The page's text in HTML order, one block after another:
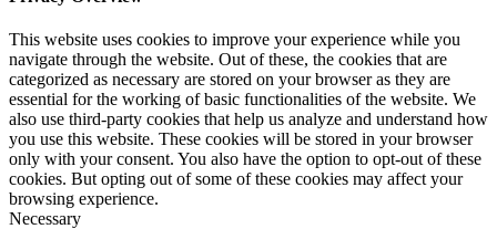
This website uses cookies to improve your experience while you
navigate through the website. Out of these, the cookies that are
categorized as necessary are stored on your browser as they are
essential for the working of basic functionalities of the website. We
also use third-party cookies that help us analyze and understand how
you use this website. These cookies will be stored in your browser
only with your consent. You also have the option to opt-out of these
cookies. But opting out of some of these cookies may affect your
browsing experience.
Necessary